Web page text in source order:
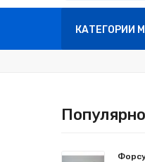
КАТЕГОРИИ